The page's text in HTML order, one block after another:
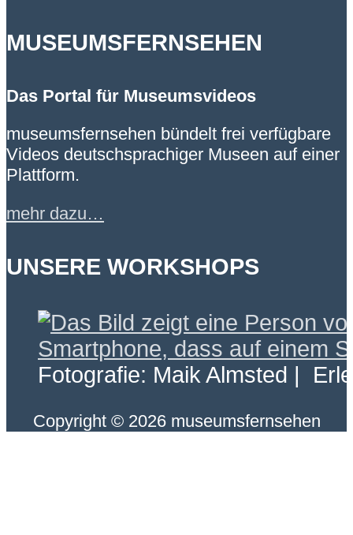
MUSEUMSFERNSEHEN
Das Portal für Museumsvideos
museumsfernsehen bündelt frei verfügbare
Videos deutschsprachiger Museen auf einer
Plattform.
mehr dazu…
UNSERE WORKSHOPS
Fotografie: Maik Almsted |
Copyright © 2026 museumsfernsehen